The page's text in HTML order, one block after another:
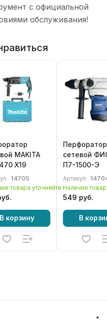
с официальной
обслуживания!
MAKITA
X19
14705
товара уточняйте
В корзину
Перфоратор
сетевой
П7-1500-Э
Артикул:
Наличие
549 руб.
В